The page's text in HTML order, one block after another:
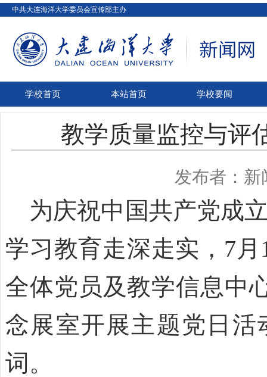
中共大连海洋大学委员会宣传部主办
学校首页 本站首页 学校要闻
教学质量监控与评
发布者：新
为庆祝中国共产党成
学习教育走深走实， 7月
全体党员及教学信息中
念展室开展主题党日
词。